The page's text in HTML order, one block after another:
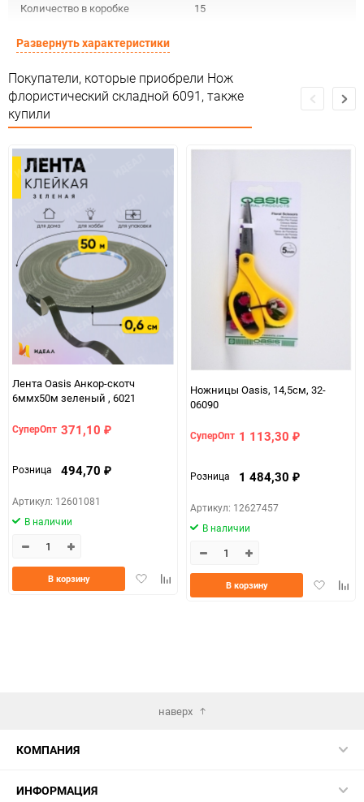
Количество в коробке 15
Единица измерения
Развернуть характеристики
Покупатели, которые приобрели Нож
флористический складной 6091, также
купили
Лента Oasis Анкор-скотч
6ммx50м зеленый , 6021
СуперОпт 371,10 ₽
Розница 494,70 ₽
Артикул: 12601081
В наличии
ДобавитьДобавить
В корзину
Ножницы Oasis, 14,5см, 32-
06090
СуперОпт 1 113,30 ₽
Розница 1 484,30 ₽
Артикул: 12627457
В наличии
Добавить
В корзину
наверх
КОМПАНИЯ
ИНФОРМАЦИЯ